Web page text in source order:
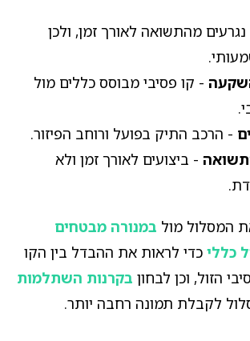
מהתשואה לאורך זמן, ולכן
- קו פסיבי מבוסס כללים מול
- הרכב התיק בפועל ורוחב הפיזור.
- ביצועים לאורך זמן ולא
המסלול מול במנורה מבטחים
כלליכדי לראות את ההבדל בין הקו
הזול, וכן לבחון בקרנות השתלמות
לקבלת תמונה רחבה יותר.